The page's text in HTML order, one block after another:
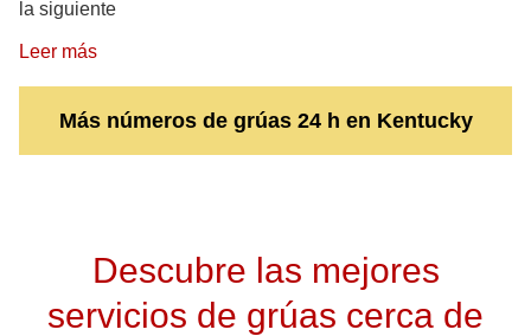
la siguiente
Leer más
Más números de grúas 24 h en Kentucky
Descubre las mejores
servicios de grúas cerca de